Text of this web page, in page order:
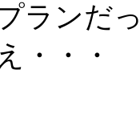
ランだ
・・・